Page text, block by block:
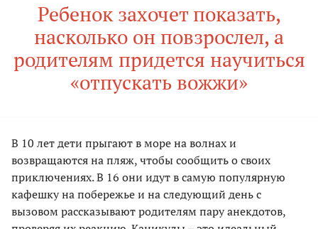
Ребенок захочет показать,
насколько он повзрослел, а
родителям придется научиться
«отпускать вожжи»
В 10 лет дети прыгают в море на волнах и
возвращаются на пляж, чтобы сообщить о своих
приключениях. В 16 они идут в самую популярную
кафешку на побережье и на следующий день с
вызовом рассказывают родителям пару анекдотов,